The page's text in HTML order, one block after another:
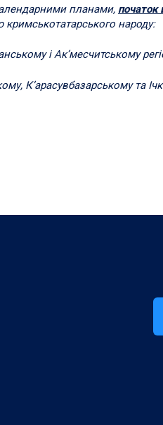
планами, початок
кримськотатарського народу:
і Ак’месчитському
К’арасувбазарському та